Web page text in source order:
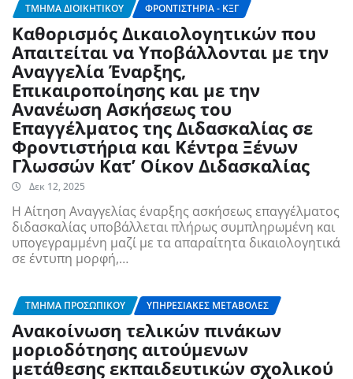
ΤΜΉΜΑ ΔΙΟΙΚΗΤΙΚΟΎ ΦΡΟΝΤΙΣΤΉΡΙΑ - ΚΞΓ
Καθορισμός Δικαιολογητικών που
Απαιτείται να Υποβάλλονται με την
Αναγγελία Έναρξης,
Επικαιροποίησης και με την
Ανανέωση Ασκήσεως του
Επαγγέλματος της Διδασκαλίας σε
Φροντιστήρια και Κέντρα Ξένων
Γλωσσών Κατ’ Οίκον Διδασκαλίας
Δεκ 12, 2025
Η Αίτηση Αναγγελίας έναρξης ασκήσεως επαγγέλματος
διδασκαλίας υποβάλλεται πλήρως συμπληρωμένη και
υπογεγραμμένη μαζί με τα απαραίτητα δικαιολογητικά
σε έντυπη μορφή,…
ΤΜΉΜΑ ΠΡΟΣΩΠΙΚΟΎ ΥΠΗΡΕΣΙΑΚΈΣ ΜΕΤΑΒΟΛΈΣ
Ανακοίνωση τελικών πινάκων
μοριοδότησης αιτούμενων
μετάθεσης εκπαιδευτικών σχολικού